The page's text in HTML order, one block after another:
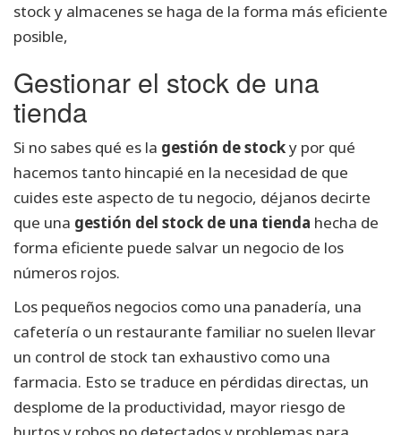
stock y almacenes se haga de la forma más eficiente
posible,
Gestionar el stock de una
tienda
Si no sabes qué es la gestión de stocky por qué
hacemos tanto hincapié en la necesidad de que
cuides este aspecto de tu negocio, déjanos decirte
que una gestión del stock de una tienda hecha de
forma eficiente puede salvar un negocio de los
números rojos.
Los pequeños negocios como una panadería, una
cafetería o un restaurante familiar no suelen llevar
un control de stock tan exhaustivo como una
farmacia. Esto se traduce en pérdidas directas, un
desplome de la productividad, mayor riesgo de